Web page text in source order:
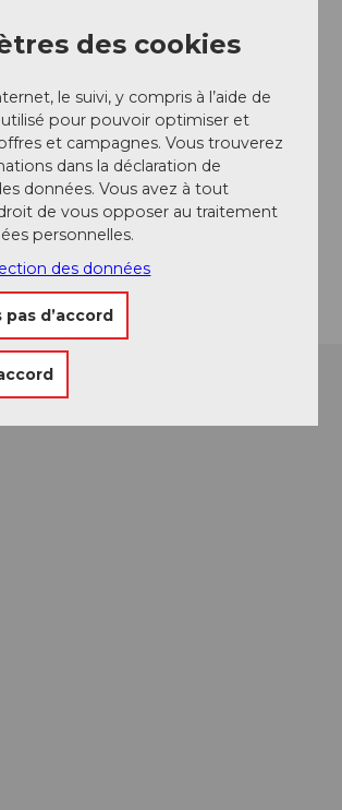
de l'événement
des cookies
le suivi, y compris à l’aide de
pour pouvoir optimiser et
et campagnes. Vous trouverez
dans la déclaration de
données. Vous avez à tout
de vous opposer au traitement
personnelles.
des données
pas d’accord